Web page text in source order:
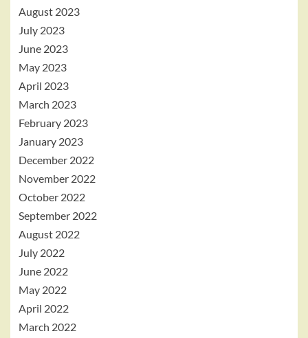
August 2023
July 2023
June 2023
May 2023
April 2023
March 2023
February 2023
January 2023
December 2022
November 2022
October 2022
September 2022
August 2022
July 2022
June 2022
May 2022
April 2022
March 2022